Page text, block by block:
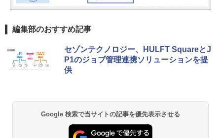
編集部のおすすめ記事
セゾンテクノロジー、HULFT SquareとJ
P1のジョブ管理連携ソリューションを提
供
Google 検索で当サイトの記事を優先表示させる